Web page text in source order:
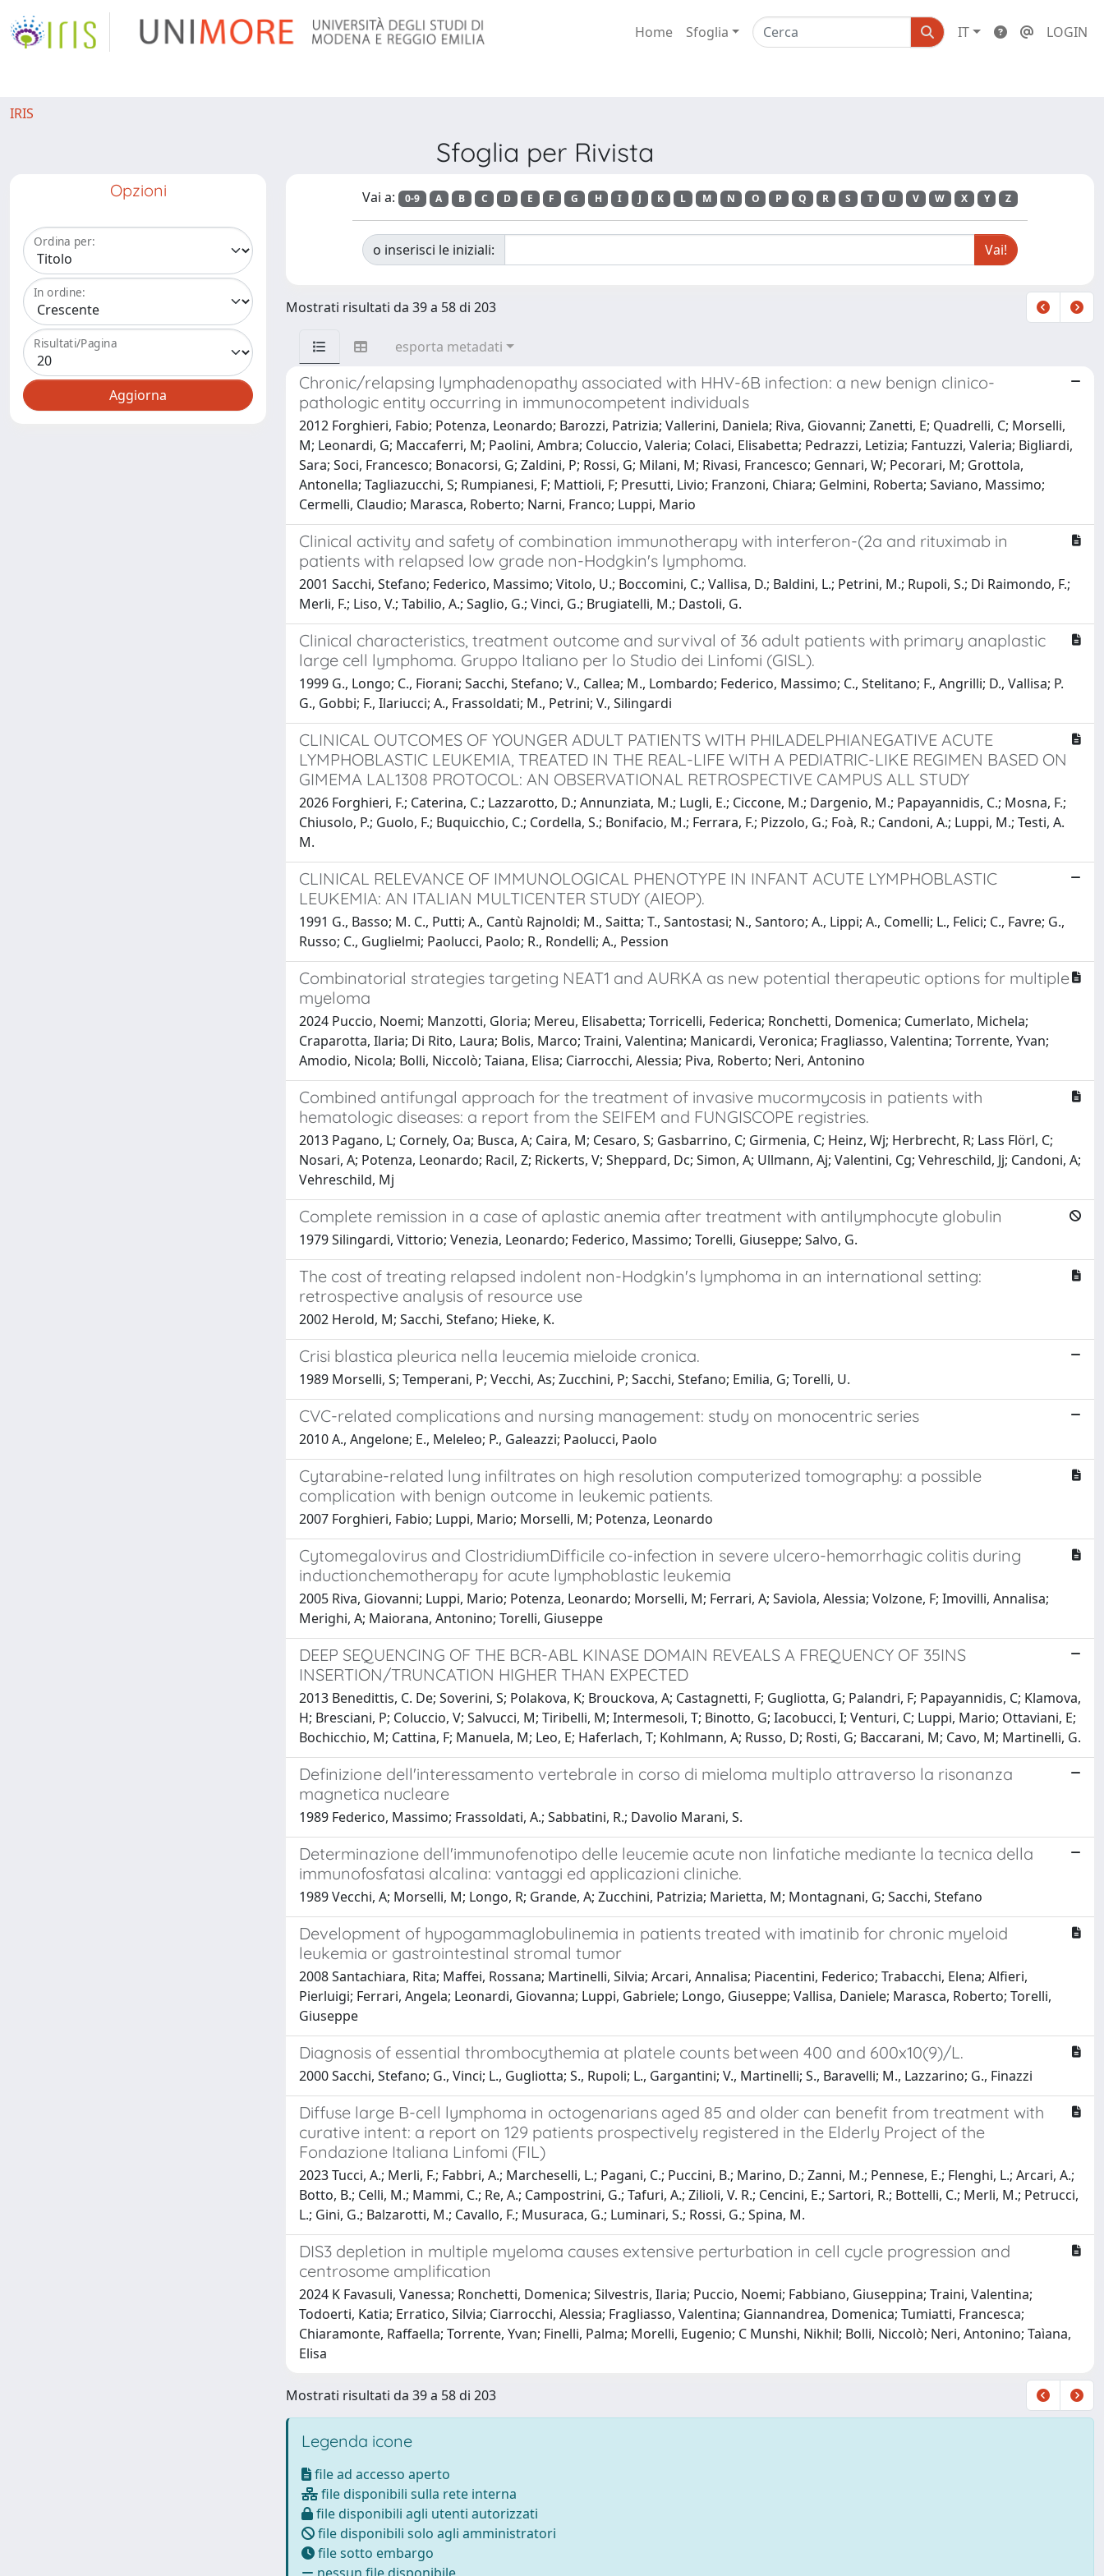
Home Sfoglia IT LOGIN
IRIS
Sfoglia per Rivista
Opzioni
Ordina per:
In ordine:
Risultati/Pagina
Vai a: 0-9 A B C D E F G H I J K L M N O P Q R S T U V W X Y Z
o inserisci le iniziali:
Mostrati risultati da 39 a 58 di 203
esporta metadati
Chronic/relapsing lymphadenopathy associated with HHV-6B infection: a new benign clinico-
pathologic entity occurring in immunocompetent individuals
2012 Forghieri, Fabio; Potenza, Leonardo; Barozzi, Patrizia; Vallerini, Daniela; Riva, Giovanni; Zanetti, E; Quadrelli, C; Morselli,
M; Leonardi, G; Maccaferri, M; Paolini, Ambra; Coluccio, Valeria; Colaci, Elisabetta; Pedrazzi, Letizia; Fantuzzi, Valeria; Bigliardi,
Sara; Soci, Francesco; Bonacorsi, G; Zaldini, P; Rossi, G; Milani, M; Rivasi, Francesco; Gennari, W; Pecorari, M; Grottola,
Antonella; Tagliazucchi, S; Rumpianesi, F; Mattioli, F; Presutti, Livio; Franzoni, Chiara; Gelmini, Roberta; Saviano, Massimo;
Cermelli, Claudio; Marasca, Roberto; Narni, Franco; Luppi, Mario
Clinical activity and safety of combination immunotherapy with interferon-(2a and rituximab in
patients with relapsed low grade non-Hodgkin's lymphoma.
2001 Sacchi, Stefano; Federico, Massimo; Vitolo, U.; Boccomini, C.; Vallisa, D.; Baldini, L.; Petrini, M.; Rupoli, S.; Di Raimondo, F.;
Merli, F.; Liso, V.; Tabilio, A.; Saglio, G.; Vinci, G.; Brugiatelli, M.; Dastoli, G.
Clinical characteristics, treatment outcome and survival of 36 adult patients with primary anaplastic
large cell lymphoma. Gruppo Italiano per lo Studio dei Linfomi (GISL).
1999 G., Longo; C., Fiorani; Sacchi, Stefano; V., Callea; M., Lombardo; Federico, Massimo; C., Stelitano; F., Angrilli; D., Vallisa; P.
G., Gobbi; F., Ilariucci; A., Frassoldati; M., Petrini; V., Silingardi
CLINICAL OUTCOMES OF YOUNGER ADULT PATIENTS WITH PHILADELPHIANEGATIVE ACUTE
LYMPHOBLASTIC LEUKEMIA, TREATED IN THE REAL-LIFE WITH A PEDIATRIC-LIKE REGIMEN BASED ON
GIMEMA LAL1308 PROTOCOL: AN OBSERVATIONAL RETROSPECTIVE CAMPUS ALL STUDY
2026 Forghieri, F.; Caterina, C.; Lazzarotto, D.; Annunziata, M.; Lugli, E.; Ciccone, M.; Dargenio, M.; Papayannidis, C.; Mosna, F.;
Chiusolo, P.; Guolo, F.; Buquicchio, C.; Cordella, S.; Bonifacio, M.; Ferrara, F.; Pizzolo, G.; Foà, R.; Candoni, A.; Luppi, M.; Testi, A.
M.
CLINICAL RELEVANCE OF IMMUNOLOGICAL PHENOTYPE IN INFANT ACUTE LYMPHOBLASTIC
LEUKEMIA: AN ITALIAN MULTICENTER STUDY (AIEOP).
1991 G., Basso; M. C., Putti; A., Cantù Rajnoldi; M., Saitta; T., Santostasi; N., Santoro; A., Lippi; A., Comelli; L., Felici; C., Favre; G.,
Russo; C., Guglielmi; Paolucci, Paolo; R., Rondelli; A., Pession
Combinatorial strategies targeting NEAT1 and AURKA as new potential therapeutic options for multiple
myeloma
2024 Puccio, Noemi; Manzotti, Gloria; Mereu, Elisabetta; Torricelli, Federica; Ronchetti, Domenica; Cumerlato, Michela;
Craparotta, Ilaria; Di Rito, Laura; Bolis, Marco; Traini, Valentina; Manicardi, Veronica; Fragliasso, Valentina; Torrente, Yvan;
Amodio, Nicola; Bolli, Niccolò; Taiana, Elisa; Ciarrocchi, Alessia; Piva, Roberto; Neri, Antonino
Combined antifungal approach for the treatment of invasive mucormycosis in patients with
hematologic diseases: a report from the SEIFEM and FUNGISCOPE registries.
2013 Pagano, L; Cornely, Oa; Busca, A; Caira, M; Cesaro, S; Gasbarrino, C; Girmenia, C; Heinz, Wj; Herbrecht, R; Lass Flörl, C;
Nosari, A; Potenza, Leonardo; Racil, Z; Rickerts, V; Sheppard, Dc; Simon, A; Ullmann, Aj; Valentini, Cg; Vehreschild, Jj; Candoni, A;
Vehreschild, Mj
Complete remission in a case of aplastic anemia after treatment with antilymphocyte globulin
1979 Silingardi, Vittorio; Venezia, Leonardo; Federico, Massimo; Torelli, Giuseppe; Salvo, G.
The cost of treating relapsed indolent non-Hodgkin's lymphoma in an international setting:
retrospective analysis of resource use
2002 Herold, M; Sacchi, Stefano; Hieke, K.
Crisi blastica pleurica nella leucemia mieloide cronica.
1989 Morselli, S; Temperani, P; Vecchi, As; Zucchini, P; Sacchi, Stefano; Emilia, G; Torelli, U.
CVC-related complications and nursing management: study on monocentric series
2010 A., Angelone; E., Meleleo; P., Galeazzi; Paolucci, Paolo
Cytarabine-related lung infiltrates on high resolution computerized tomography: a possible
complication with benign outcome in leukemic patients.
2007 Forghieri, Fabio; Luppi, Mario; Morselli, M; Potenza, Leonardo
Cytomegalovirus and ClostridiumDifficile co-infection in severe ulcero-hemorrhagic colitis during
inductionchemotherapy for acute lymphoblastic leukemia
2005 Riva, Giovanni; Luppi, Mario; Potenza, Leonardo; Morselli, M; Ferrari, A; Saviola, Alessia; Volzone, F; Imovilli, Annalisa;
Merighi, A; Maiorana, Antonino; Torelli, Giuseppe
DEEP SEQUENCING OF THE BCR-ABL KINASE DOMAIN REVEALS A FREQUENCY OF 35INS
INSERTION/TRUNCATION HIGHER THAN EXPECTED
2013 Benedittis, C. De; Soverini, S; Polakova, K; Brouckova, A; Castagnetti, F; Gugliotta, G; Palandri, F; Papayannidis, C; Klamova,
H; Bresciani, P; Coluccio, V; Salvucci, M; Tiribelli, M; Intermesoli, T; Binotto, G; Iacobucci, I; Venturi, C; Luppi, Mario; Ottaviani, E;
Bochicchio, M; Cattina, F; Manuela, M; Leo, E; Haferlach, T; Kohlmann, A; Russo, D; Rosti, G; Baccarani, M; Cavo, M; Martinelli, G.
Definizione dell'interessamento vertebrale in corso di mieloma multiplo attraverso la risonanza
magnetica nucleare
1989 Federico, Massimo; Frassoldati, A.; Sabbatini, R.; Davolio Marani, S.
Determinazione dell'immunofenotipo delle leucemie acute non linfatiche mediante la tecnica della
immunofosfatasi alcalina: vantaggi ed applicazioni cliniche.
1989 Vecchi, A; Morselli, M; Longo, R; Grande, A; Zucchini, Patrizia; Marietta, M; Montagnani, G; Sacchi, Stefano
Development of hypogammaglobulinemia in patients treated with imatinib for chronic myeloid
leukemia or gastrointestinal stromal tumor
2008 Santachiara, Rita; Maffei, Rossana; Martinelli, Silvia; Arcari, Annalisa; Piacentini, Federico; Trabacchi, Elena; Alfieri,
Pierluigi; Ferrari, Angela; Leonardi, Giovanna; Luppi, Gabriele; Longo, Giuseppe; Vallisa, Daniele; Marasca, Roberto; Torelli,
Giuseppe
Diagnosis of essential thrombocythemia at platele counts between 400 and 600x10(9)/L.
2000 Sacchi, Stefano; G., Vinci; L., Gugliotta; S., Rupoli; L., Gargantini; V., Martinelli; S., Baravelli; M., Lazzarino; G., Finazzi
Diffuse large B-cell lymphoma in octogenarians aged 85 and older can benefit from treatment with
curative intent: a report on 129 patients prospectively registered in the Elderly Project of the
Fondazione Italiana Linfomi (FIL)
2023 Tucci, A.; Merli, F.; Fabbri, A.; Marcheselli, L.; Pagani, C.; Puccini, B.; Marino, D.; Zanni, M.; Pennese, E.; Flenghi, L.; Arcari, A.;
Botto, B.; Celli, M.; Mammi, C.; Re, A.; Campostrini, G.; Tafuri, A.; Zilioli, V. R.; Cencini, E.; Sartori, R.; Bottelli, C.; Merli, M.; Petrucci,
L.; Gini, G.; Balzarotti, M.; Cavallo, F.; Musuraca, G.; Luminari, S.; Rossi, G.; Spina, M.
DIS3 depletion in multiple myeloma causes extensive perturbation in cell cycle progression and
centrosome amplification
2024 K Favasuli, Vanessa; Ronchetti, Domenica; Silvestris, Ilaria; Puccio, Noemi; Fabbiano, Giuseppina; Traini, Valentina;
Todoerti, Katia; Erratico, Silvia; Ciarrocchi, Alessia; Fragliasso, Valentina; Giannandrea, Domenica; Tumiatti, Francesca;
Chiaramonte, Raffaella; Torrente, Yvan; Finelli, Palma; Morelli, Eugenio; C Munshi, Nikhil; Bolli, Niccolò; Neri, Antonino; Taìana,
Elisa
Mostrati risultati da 39 a 58 di 203
Legenda icone
file ad accesso aperto
file disponibili sulla rete interna
file disponibili agli utenti autorizzati
file disponibili solo agli amministratori
file sotto embargo